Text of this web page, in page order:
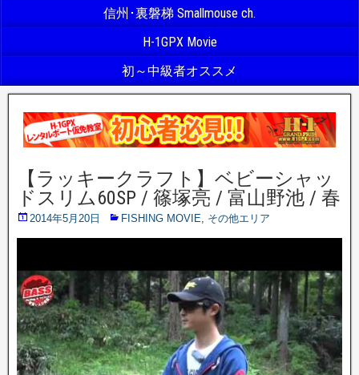
信州･裏磐梯 Smallmouse ch.
H-1GPX Movie
初～中級者オススメ
【ラッキークラフト】ベビーシャッ
ドスリム60SP / 篠塚亮 / 富山野池 / 春
2014年5月20日 FISHING MOVIE, その他エリア